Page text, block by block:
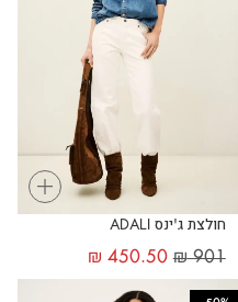
+
חולצת ג'ינס ADALI
₪901
₪ 450.50